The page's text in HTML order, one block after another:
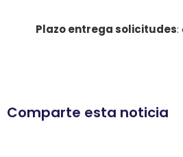
Plazo entrega solicitudes:
Comparte esta noticia